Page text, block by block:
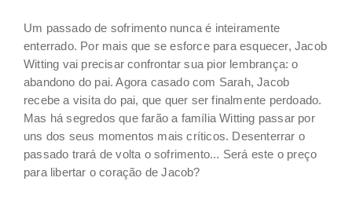
Um passado de sofrimento nunca é inteiramente
enterrado. Por mais que se esforce para esquecer, Jacob
Witting vai precisar confrontar sua pior lembrança: o
abandono do pai. Agora casado com Sarah, Jacob
recebe a visita do pai, que quer ser finalmente perdoado.
Mas há segredos que farão a família Witting passar por
uns dos seus momentos mais críticos. Desenterrar o
passado trará de volta o sofrimento... Será este o preço
para libertar o coração de Jacob?